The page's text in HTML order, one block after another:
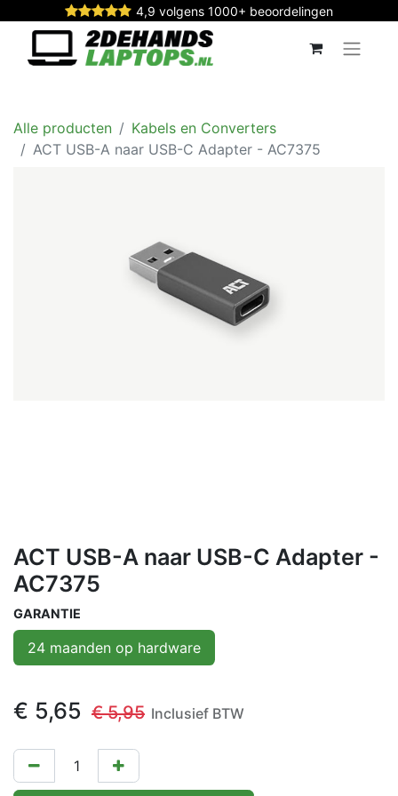
4,9 volgens 1000+ beoordelingen
Alle producten
Kabels en Converters
ACT USB-A naar USB-C Adapter - AC7375
ACT USB-A naar USB-C Adapter -
AC7375
GARANTIE
24 maanden op hardware
€ 5,65 €5,95 Inclusief BTW